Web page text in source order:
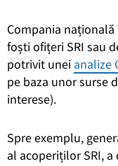
Compania
foști ofițeri SRI sau
potrivit unei analize
pe baza unor surse
interese).
Spre exemplu,
al acoperiților SRI,